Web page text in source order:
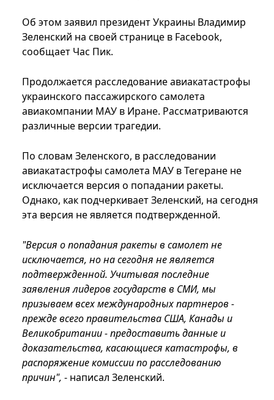
Об этом заявил президент Украины Владимир
Зеленский на своей странице в Facebook,
сообщает Час Пик.
Продолжается расследование авиакатастрофы
украинского пассажирского самолета
авиакомпании МАУ в Иране. Рассматриваются
различные версии трагедии.
По словам Зеленского, в расследовании
авиакатастрофы самолета МАУ в Тегеране не
исключается версия о попадании ракеты.
Однако, как подчеркивает Зеленский, на сегодня
эта версия не является подтвержденной.
"Версия о попадания ракеты в самолет не
исключается, но на сегодня не является
подтвержденной. Учитывая последние
заявления лидеров государств в СМИ, мы
призываем всех международных партнеров -
прежде всего правительства США, Канады и
Великобритании - предоставить данные и
доказательства, касающиеся катастрофы, в
распоряжение комиссии по расследованию
причин", - написал Зеленский.